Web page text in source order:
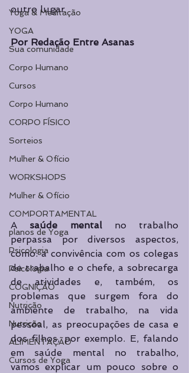
Yoga & Meditação
YOGA
Sua comunidade
Corpo Humano
Cursos
Corpo Humano
CORPO FÍSICO
Sorteios
Mulher & Ofício
WORKSHOPS
Mulher & Ofício
COMPORTAMENTAL
planos de Yoga
Psicologia
Psicologia
COGNIÇÃO
Nutrição
Nutrição
ALIMENTAÇÃO
Cursos de Yoga
outro lugar
Por Redação Entre Asanas
A saúde mental no trabalho
perpassa por diversos aspectos,
como: a convivência com os colegas
de trabalho e o chefe, a sobrecarga
de atividades e, também, os
problemas que surgem fora do
ambiente de trabalho, na vida
pessoal, as preocupações de casa e
dos filhos, por exemplo. E, falando
em saúde mental no trabalho,
vamos explicar um pouco sobre o